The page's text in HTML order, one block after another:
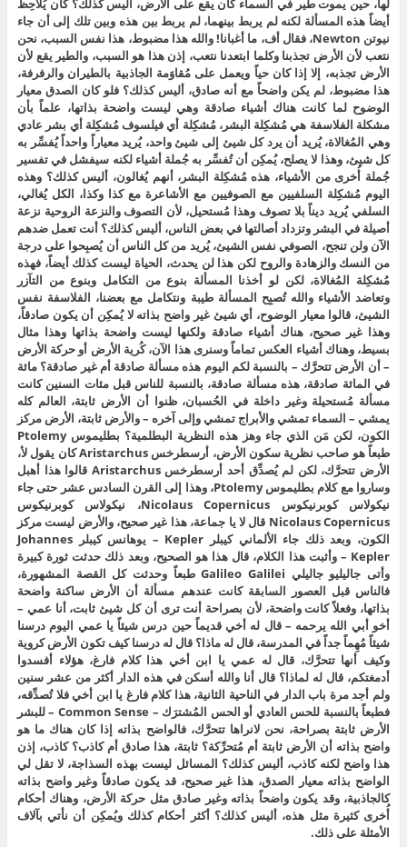
لها، حين يموت طير في السماء كان يقع على الأرض، أليس كذلك؟ كان يُلاحِظ
أيضاً هذه المسألة لكنه لم يربط بينهما، لم يربط بين هذه وبين تلك إلى أن جاء
نيوتن Newton، فقال أف، ما أغبانا! والله هذا مضبوط، هذا نفس السبب، نحن
نتعب لأن الأرض تجذبنا وكلما ابتعدنا نتعب، إذن هذا هو السبب، والطير يقع لأن
الأرض تجذبه، إلا إذا كان حياً ويعمل على مُقاوَمة الجاذبية بالطيران والرفرفة،
هذا مضبوط، لم يكن واضحاً مع أنه صادق، أليس كذلك؟ فلو كان الصدق معيار
الوضوح لما كانت هناك أشياء صادقة وهي ليست واضحة بذاتها، علماً بأن
مشكلة الفلاسفة هي مُشكِلة البشر، مُشكِلة أي فيلسوف مُشكِلة أي بشر عادي
وهي المُغالاة، يُريد أن يرد كل شيئ إلى شيئ واحد، يُريد معياراً واحداً يُفسِّر به
كل شيئ، وهذا لا يصلح، يُمكِن أن تُفسِّر به جُملة أشياء لكنه سيفشل في تفسير
جُملة أُخرى من الأشياء، هذه مُشكِلة البشر، أنهم يُغالون، أليس كذلك؟ وهذه
اليوم مُشكِلة السلفيين مع الصوفيين مع الأشاعرة مع كذا وكذا، الكل يُغالي،
السلفي يُريد ديناً بلا تصوف وهذا مُستحيل، لأن التصوف والنزعة الروحية نزعة
أصيلة في البشر وتزداد أصالتها في بعض الناس، أليس كذلك؟ أنت تعمل ضدهم
الآن ولن تنجح، الصوفي نفس الشيئ، يُريد من كل الناس أن يُصبِحوا على درجة
من النسك والزهادة والروح لكن هذا لن يحدث، الحياة ليست كذلك أيضاً، فهذه
مُشكِلة المُغالاة، لكن لو أخذنا المسألة بنوع من التكامل وبنوع من التآزر
وتعاضد الأشياء والله تُصبِح المسألة طيبة ونتكامل مع بعضنا، الفلاسفة نفس
الشيئ، قالوا معيار الوضوح، أي شيئ غير واضح بذاته لا يُمكِن أن يكون صادقاً،
وهذا غير صحيح، هناك أشياء صادقة ولكنها ليست واضحة بذاتها وهذا مثال
بسيط، وهناك أشياء العكس تماماً وسنرى هذا الآن، كُرية الأرض أو حركة الأرض
– أن الأرض تتحرَّك – بالنسبة لكم اليوم هذه مسألة صادقة أم غير صادقة؟ مائة
في المائة صادقة، هذه مسألة صادقة، بالنسبة للناس قبل مئات السنين كانت
مسألة مُستحيلة وغير داخلة في الحُسبان، ظنوا أن الأرض ثابتة، العالم كله
يمشي – السماء تمشي والأبراج تمشي وإلى آخره – والأرض ثابتة، الأرض مركز
الكون، لكن مَن الذي جاء وهز هذه النظرية البطلمية؟ بطليموس Ptolemy
طبعاً هو صاحب نظرية سكون الأرض، أرسطرخس Aristarchus كان يقول لأ،
الأرض تتحرَّك، لكن لم يُصدِّق أحد أرسطرخس Aristarchus قالوا هذا أهبل
وساروا مع كلام بطليموس Ptolemy، وهذا إلى القرن السادس عشر حتى جاء
نيكولاس كوبرنيكوس Nicolaus Copernicus، نيكولاس كوبرنيكوس
Nicolaus Copernicus قال لا يا جماعة، هذا غير صحيح، والأرض ليست مركز
الكون، وبعد ذلك جاء الألماني كيبلر Kepler – يوهانس كيبلر Johannes
Kepler – وأثبت هذا الكلام، قال هذا هو الصحيح، وبعد ذلك حدثت ثورة كبيرة
وأتى جاليليو جاليلي Galileo Galilei طبعاً وحدثت كل القصة المشهورة،
فالناس قبل العصور السابقة كانت عندهم مسألة أن الأرض ساكنة واضحة
بذاتها، وفعلاً كانت واضحة، لأن بصراحة أنت ترى أن كل شيئ ثابت، أنا عمي –
أخو أبي الله يرحمه – قال له أخي قديماً حين درس شيئاً يا عمي اليوم درسنا
شيئاً مُهِماً جداً في المدرسة، قال له ماذا؟ قال له درسنا كيف تكون الأرض كروية
وكيف أنها تتحرَّك، قال له عمي يا ابن أخي هذا كلام فارغ، هؤلاء أفسدوا
أدمغتكم، قال له لماذا؟ قال أنا والله أسكن في هذه الدار أكثر من عشر سنين
ولم أجد مرة باب الدار في الناحية الثانية، هذا كلام فارغ يا ابن أخي فلا تُصدِّقه،
فطبعاً بالنسبة للحس العادي أو الحس المُشترَك – Common Sense – للبشر
الأرض ثابتة بصراحة، نحن لانراها تتحرَّك، فالواضح بذاته إذا كان هناك ما هو
واضح بذاته أن الأرض ثابتة أم مُتحرِّكة؟ ثابتة، هذا صادق أم كاذب؟ كاذب، إذن
هذا واضح لكنه كاذب، أليس كذلك؟ المسائل ليست بهذه السذاجة، لا تقل لي
الواضح بذاته معيار الصدق، هذا غير صحيح، قد يكون صادقاً وغير واضح بذاته
كالجاذبية، وقد يكون واضحاً بذاته وغير صادق مثل حركة الأرض، وهناك أحكام
أُخرى كثيرة مثل هذه، أليس كذلك؟ أكثر أحكام كذلك ويُمكِن أن نأتي بآلاف
الأمثلة على ذلك.